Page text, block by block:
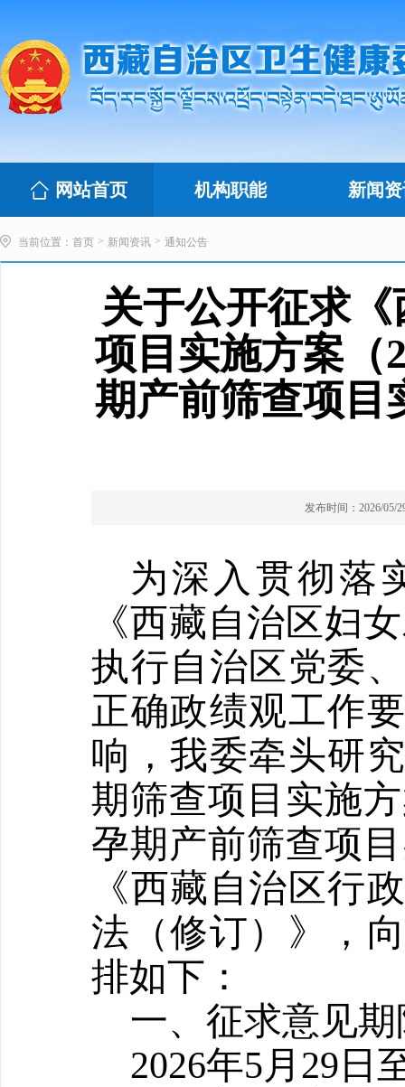
网站首页 机构职能 新闻
当前位置： 首页 > 新闻资讯 > 通知公告
关于公开征求
项目实施方案（
期产前筛查项目
发布时间：2026/05/
为深入 贯彻落
《西藏自治区妇
执行自治区党委
正确政绩观工作
响，我委牵头研
期筛查项目实施
孕期产前筛查项
《西藏自治区行
法（修订）》，
排如下：
一、征求意见期
2026年5月 29 日